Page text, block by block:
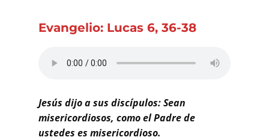
Recursos
Evangelio: Lucas 6, 36-38
Jesús dijo a sus discípulos: Sean
misericordiosos, como el Padre de
ustedes es misericordioso.